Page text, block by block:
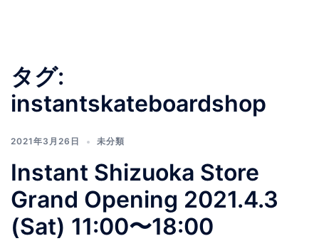
タグ:
instantskateboardshop
2021年3月26日 未分類
Instant Shizuoka Store
Grand Opening 2021.4.3
(Sat) 11:00〜18:00